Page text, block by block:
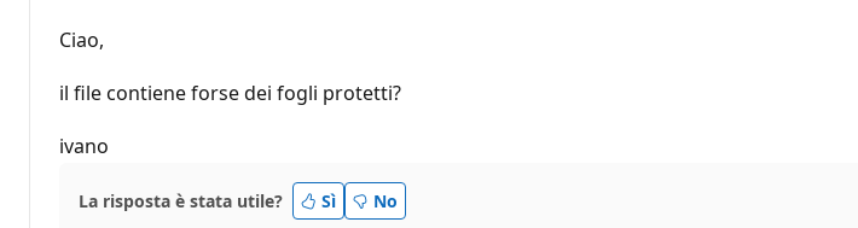
Ciao,
il file contiene forse dei fogli protetti?
ivano
La risposta è stata utile? Sì No